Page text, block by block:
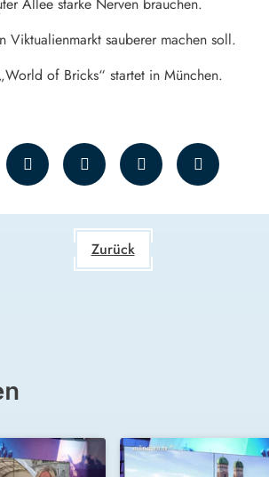
sauberer machen soll.
of Bricks“ startet in München.
Zurück